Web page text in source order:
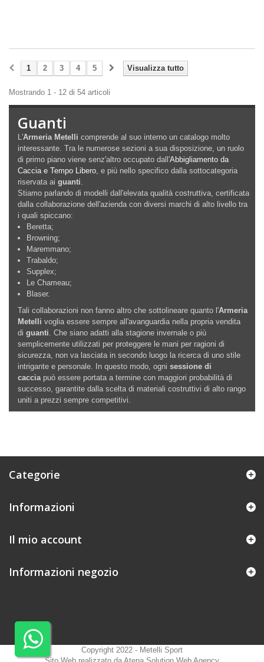
Visualizza tutto
1 2 3 4 5
Mostrando 1 - 12 di 54 articoli
Guanti
L'Armeria Metelli comprende al suo interno un catalogo molto
interessante. Tra le numerose sezioni a sua disposizione, un ruolo
di primo piano viene senz'altro occupato dall'Abbigliamento da
Caccia e Tempo Libero, e più nello specifico dalla sottocategoria
riservata ai guanti.
Stiamo parlando di modelli dall'elevata qualità costruttiva, certificata
dalla collaborazione dell'azienda con diversi marchi di alto livello tra
i quali spiccano:
Beretta;
Browning;
Maremmano;
Trabaldo;
Supplex;
Le Chameau;
Blaser.
Tali collaborazioni non fanno altro che sottolineare quanto l'Armeria
Metelli voglia essere sempre all'avanguardia nella propria vendita
di guanti. Che siano adatti alla stagione invernale o più
semplicemente utilizzati per proteggere le mani per ragioni di
sicurezza, non va lasciata in secondo luogo la ricerca di uno stile
intrigante e personale. In questo modo, ogni sessione di
cacciapuò essere portata a termine con maggiori probabilità di
successo, garantite dalla scelta di materiali costruttivi di alto rango
uniti a prezzi sempre competitivi.
Categorie
Informazioni
Il mio account
Informazioni negozio
Copyright 2022 - Metelli Sport